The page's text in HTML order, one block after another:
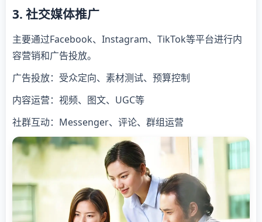
3. 社交媒体推广
主要通过Facebook、Instagram、TikTok等平台进行内
容营销和广告投放。
广告投放：受众定向、素材测试、预算控制
内容运营：视频、图文、UGC等
社群互动：Messenger、评论、群组运营